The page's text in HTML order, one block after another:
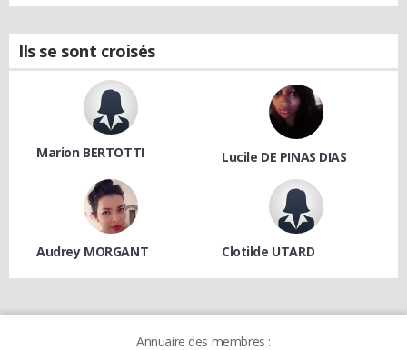
Ils se sont croisés
Marion BERTOTTI Lucile DE PINAS DIAS
Audrey MORGANT Clotilde UTARD
Annuaire des membres :